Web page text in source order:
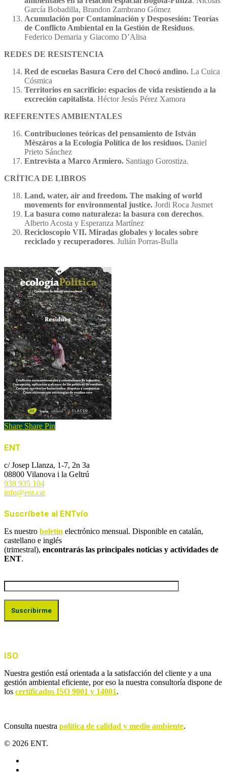
García Bobadilla, Brandon Zambrano Gómez
Acumulación por Contaminación y Desposesión: Teorías
de Conflicto Ambiental en la Gestión de Residuos.
Federico Demaria y Giacomo D’Alisa
REDES DE RESISTENCIA
Red de escuelas Basura Cero del Chocó andino. La Cuica
Cósmica
Territorios en sacrificio: espacios de vida resistiendo a la
excreción capitalista. Héctor Jesús Pérez Xamora
REFERENTES AMBIENTALES
Contribuciones teóricas del pensamiento de István
Mèszáros a la Ecología Política de los residuos. Daniel
Prieto Sánchez
Entrevista a Marco Armiero. Santiago Gorostiza.
CRÍTICA DE LIBROS
Land, water, air and freedom. The making of world
movements for environmental justice. Jordi Roca Jusmet
La basura como naturaleza: la basura con derechos.
Alberto Acosta y Esperanza Martínez
Recicloscopio VII. Miradas globales y locales sobre
reciclado y recuperadores. Julián Porras-Bulla
Share Share Pin
ENT
c/ Josep Llanza, 1-7, 2n 3a
08800 Vilanova i la Geltrú
938 935 104
info@ent.cat
Suscríbete al ENTvío
Es nuestro boletín electrónico mensual. Disponible en catalán,
castellano e inglés
(trimestral), encontrarás las principales noticias y actividades de
ENT.
ISO
Nuestra gestión está orientada a la satisfacción del cliente y a una
gestión ambiental eficiente, por eso la nuestra consultoría dispone de
los certificados ISO 9001 y 14001.
Consulta nuestra política de calidad y medio ambiente.
© 2026 ENT.